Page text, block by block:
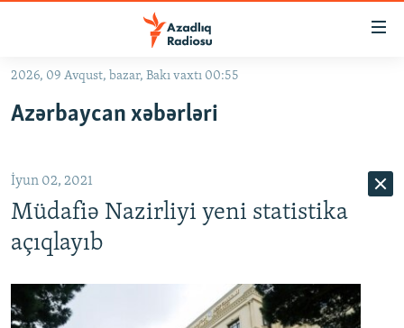
Əsas
qayıt
qayıt
Axtarışa
#ƏSLINDƏ
QANUNI DOĞRU
ARAŞDIRMA
MULTIMEDIA
2026, 09 Avqust, bazar, Bakı vaxtı 00:55
Azərbaycan xəbərləri
İyun 02, 2021
Müdafiə Nazirliyi yeni statistika
açıqlayıb